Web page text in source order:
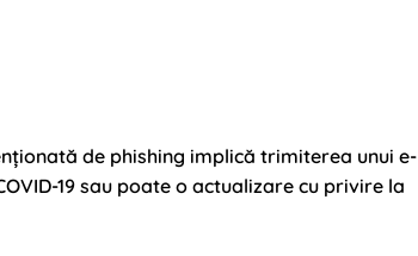
de phishing implică trimiterea unui e-
19 sau poate o actualizare cu privire la